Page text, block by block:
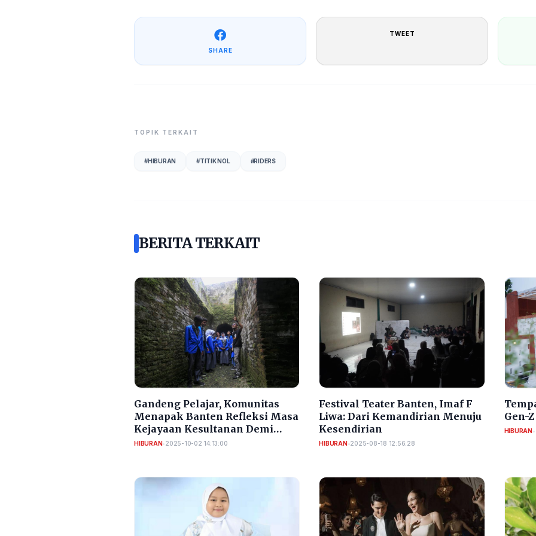
SHARE
TWEET
TOPIK TERKAIT
#HIBURAN #TITIK NOL #RIDERS
BERITA TERKAIT
Gandeng Pelajar, Komunitas
Menapak Banten Refleksi Masa
Kejayaan Kesultanan Demi
Songsong Indonesia Emas
HIBURAN•2025-10-02 14:13:00
Festival Teater Banten, Imaf F
Liwa: Dari Kemandirian Menuju
Kesendirian
HIBURAN•2025-08-18 12:56:28
Gen-
HIBURAN•